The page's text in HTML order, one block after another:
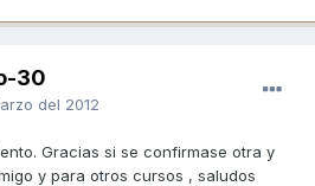
30
del 2012
Gracias si se confirmase otra y
y para otros cursos , saludos